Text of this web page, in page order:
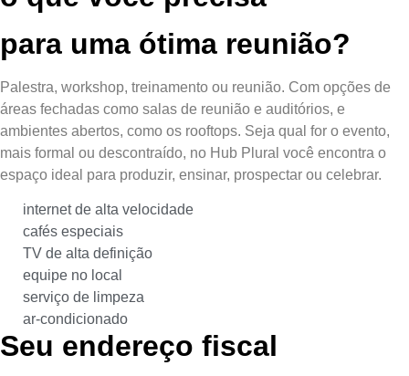
para uma ótima reunião?
Palestra, workshop, treinamento ou reunião. Com opções de
áreas fechadas como salas de reunião e auditórios, e
ambientes abertos, como os rooftops. Seja qual for o evento,
mais formal ou descontraído, no Hub Plural você encontra o
espaço ideal para produzir, ensinar, prospectar ou celebrar.
internet de alta velocidade
cafés especiais
TV de alta definição
equipe no local
serviço de limpeza
ar-condicionado
Seu endereço fiscal